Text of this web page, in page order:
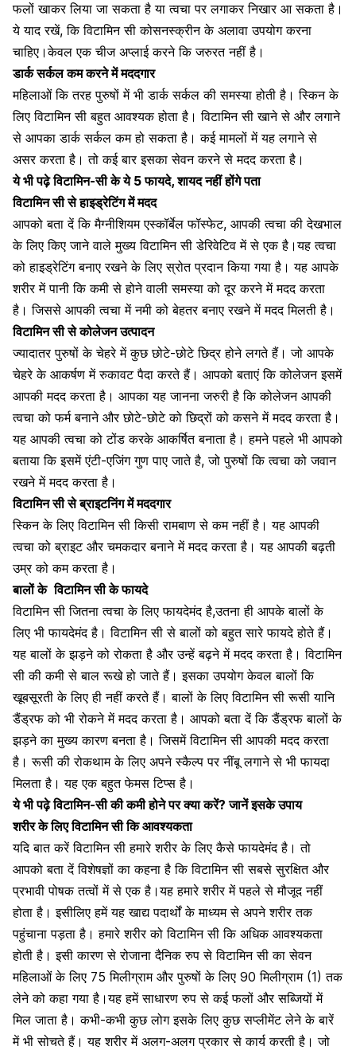
फलों खाकर लिया जा सकता है या त्वचा पर लगाकर निखार आ सकता है।
ये याद रखें, कि विटामिन सी कोसनस्क्रीन के अलावा उपयोगकरना
चाहिए।केवल एक चीज अप्लाई करने कि जरुरत नहीं है।
डार्क सर्कल कम करने में मददगार
महिलाओं कि तरह पुरुषों में भीडार्क सर्कल की समस्या होती है। स्किन के
लिए विटामिन सी बहुत आवश्यक होता है। विटामिन सी खाने से और लगाने
से आपका डार्क सर्कल कम हो सकता है। कई मामलों में यह लगाने से
असर करता है। तो कई बार इसका सेवन करने से मदद करता है।
ये भी पढ़े विटामिन-सी के ये 5 फायदे, शायद नहीं होंगे पता
विटामिन सी से हाइड्रेटिंग में मदद
आपको बता दें कि मैग्नीशियम एस्कॉर्बेल फॉस्फेट, आपकी त्वचा की देखभाल
के लिए किए जाने वाले मुख्य विटामिन सी डेरिवेटिव में से एक है।यह त्वचा
को हाइड्रेटिंग बनाए रखने के लिए स्रोत प्रदान किया गया है। यह आपके
शरीर में पानी कि कमी से होने वाली समस्या को दूर करने में मदद करता
है। जिससे आपकी त्वचा में नमी को बेहतर बनाए रखने में मदद मिलती है।
विटामिन सी से कोलेजन उत्पादन
ज्यादातरपुरुषों के चेहरेमें कुछ छोटे-छोटे छिद्र होने लगते हैं। जो आपके
चेहरे के आकर्षण में रुकावट पैदा करते हैं। आपको बताएं कि कोलेजन इसमें
आपकी मदद करता है। आपका यह जानना जरुरी है कि कोलेजन आपकी
त्वचा को फर्म बनाने और छोटे-छोटे को छिद्रों को कसने में मदद करता है।
यह आपकी त्वचा को टोंड करके आकर्षित बनाता है। हमने पहले भी आपको
बताया कि इसमें एंटी-एजिंग गुण पाए जाते है, जो पुरुषों कित्वचा को जवान
रखने में मदद करता है।
विटामिन सी से ब्राइटनिंग में मददगार
स्किन के लिए विटामिन सी किसी रामबाण से कम नहीं है। यह आपकी
त्वचा को ब्राइटऔर चमकदार बनाने में मदद करता है। यह आपकी बढ़ती
उम्र को कम करता है।
बालों के विटामिन सी के फायदे
विटामिन सी जितना त्वचा के लिए फायदेमंद है,उतना ही आपके बालों के
लिए भी फायदेमंद है। विटामिन सी से बालों को बहुत सारे फायदे होते हैं।
यहबालों के झड़ने को रोकता है और उन्हें बढ़ने में मदद करता है। विटामिन
सी की कमी से बाल रूखे हो जाते हैं। इसका उपयोग केवल बालों कि
खूबसूरती के लिए ही नहीं करते हैं। बालों के लिए विटामिन सी रूसी यानि
डैंड्रफ को भी रोकने में मदद करता है। आपको बता दें कि डैंड्रफ बालों के
झड़ने का मुख्य कारण बनता है। जिसमें विटामिन सी आपकी मदद करता
है। रूसी की रोकथाम के लिए अपने स्कैल्प परनींबू लगाने से भी फायदा
मिलता है । यह एक बहुत फेमस टिप्स है।
ये भी पढ़ेविटामिन-सी की कमी होने पर क्या करें? जानें इसके उपाय
शरीर के लिए विटामिन सी कि आवश्यकता
यदि बात करेंविटामिन सी हमारे शरीरके लिए कैसे फायदेमंद है। तो
आपको बता दें विशेषज्ञों का कहना है कि विटामिन सी सबसे सुरक्षित और
प्रभावी पोषक तत्वों में से एक है।यह हमारे शरीर में पहले से मौजूद नहीं
होता है। इसीलिए हमें यह खाद्य पदार्थों के माध्यम से अपने शरीर तक
पहुंचाना पड़ता है। हमारे शरीर को विटामिन सी कि अधिक आवश्यकता
होती है। इसी कारण से रोजाना दैनिक रुप से विटामिन सी का सेवन
महिलाओं के लिए 75 मिलीग्राम और पुरुषों के लिए 90 मिलीग्राम (1) तक
लेने को कहा गया है।यह हमें साधारण रुप से कई फलों और सब्जियों में
मिल जाता है। कभी-कभी कुछ लोग इसके लिए कुछसप्लीमेंट लेने के बारें
में भी सोचते हैं। यह शरीर में अलग-अलग प्रकार से कार्य करती है। जो